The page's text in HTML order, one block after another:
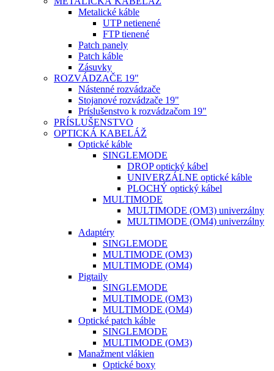
Metalické káble
UTP netienené
FTP tienené
Patch panely
Patch káble
Zásuvky
ROZVÁDZAČE 19"
Nástenné rozvádzače
Stojanové rozvádzače 19"
Príslušenstvo k rozvádzačom 19"
PRÍSLUŠENSTVO
OPTICKÁ KABELÁŽ
Optické káble
SINGLEMODE
DROP optický kábel
UNIVERZÁLNE optické káble
PLOCHÝ optický kábel
MULTIMODE
MULTIMODE (OM3) univerzálny
MULTIMODE (OM4) univerzálny
Adaptéry
SINGLEMODE
MULTIMODE (OM3)
MULTIMODE (OM4)
Pigtaily
SINGLEMODE
MULTIMODE (OM3)
MULTIMODE (OM4)
Optické patch káble
SINGLEMODE
MULTIMODE (OM3)
Manažment vlákien
Optické boxy